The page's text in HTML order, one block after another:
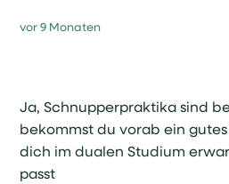
vor 9 Monaten
Ja, Schnupperpraktika sind
bekommst du vorab ein
dich im dualen Studium
passt